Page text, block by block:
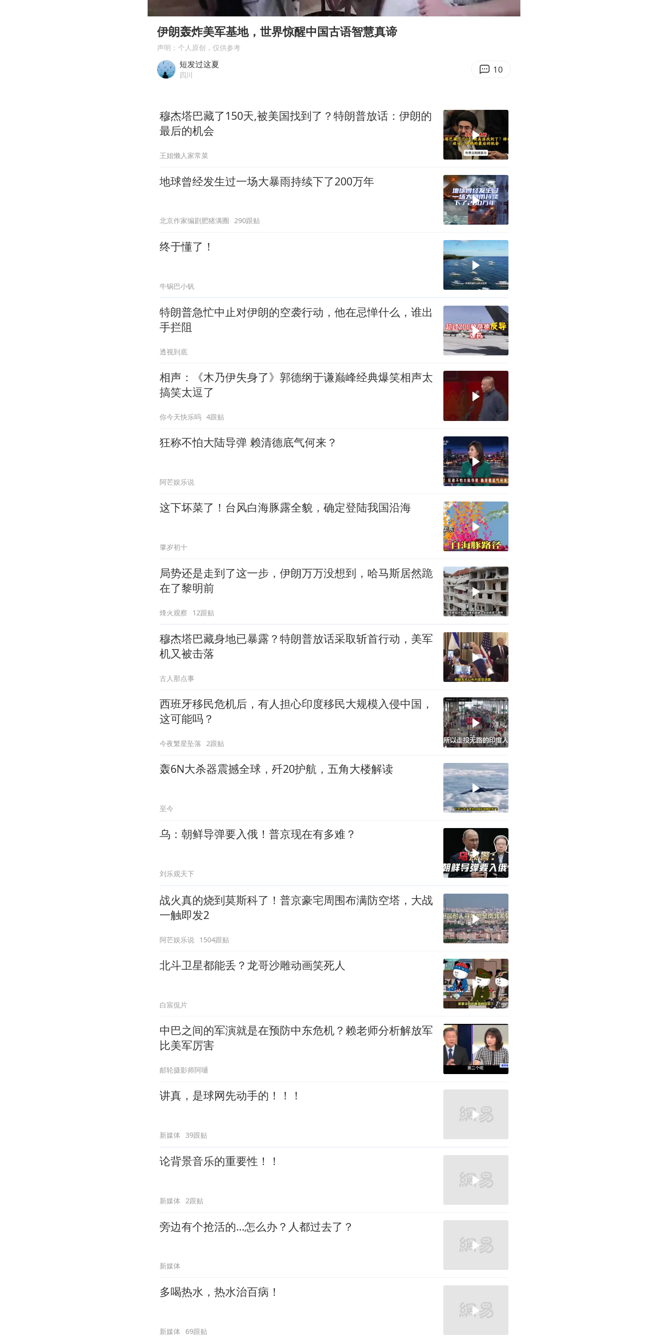
胡彦斌韩磊 谁帮谁
胡彦斌获《歌手2026》歌王
胜宏科技：股票交易异常波动
05:07
Enter
伊朗轰炸美军基地，世界惊醒中国古语智慧真谛
声明：个人原创，仅供参考
短发过这夏
四川 10
穆杰塔巴藏了150天,被美国找到了？特朗普放话：伊朗的
最后的机会
王姐懒人家常菜
地球曾经发生过一场大暴雨持续下了200万年
北京作家编剧肥猪满圈 290跟贴
终于懂了！
牛锅巴小钒
特朗普急忙中止对伊朗的空袭行动，他在忌惮什么，谁出
手拦阻
透视到底
相声：《木乃伊失身了》郭德纲于谦巅峰经典爆笑相声太
搞笑太逗了
你今天快乐吗 4跟贴
狂称不怕大陆导弹 赖清德底气何来？
阿芒娱乐说
这下坏菜了！台风白海豚露全貌，确定登陆我国沿海
肇岁初十
局势还是走到了这一步，伊朗万万没想到，哈马斯居然跪
在了黎明前
烽火观察 12跟贴
穆杰塔巴藏身地已暴露？特朗普放话采取斩首行动，美军
机又被击落
古人那点事
西班牙移民危机后，有人担心印度移民大规模入侵中国，
这可能吗？
今夜繁星坠落 2跟贴
轰6N大杀器震撼全球，歼20护航，五角大楼解读
至今
乌：朝鲜导弹要入俄！普京现在有多难？
刘乐观天下
战火真的烧到莫斯科了！普京豪宅周围布满防空塔，大战
一触即发2
阿芒娱乐说 1504跟贴
北斗卫星都能丢？龙哥沙雕动画笑死人
白宸侃片
中巴之间的军演就是在预防中东危机？赖老师分析解放军
比美军厉害
邮轮摄影师阿嗵
讲真，是球网先动手的！！！
新媒体 39跟贴
论背景音乐的重要性！！
新媒体 2跟贴
旁边有个抢活的…怎么办？人都过去了？
新媒体
多喝热水，热水治百病！
新媒体 69跟贴